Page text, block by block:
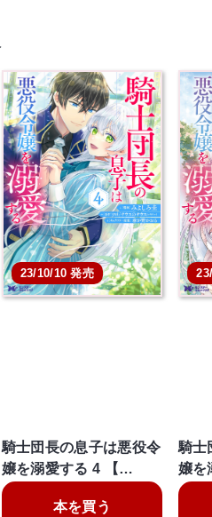
23/10/10 発売
騎士団長の息子は悪役令
嬢を溺愛する 4 【…
本を買う
騎士
嬢を